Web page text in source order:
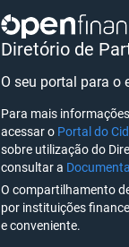
Diretório de
O seu portal para o
Para mais
acessar o Portal do
sobre utilização do
consultar a
O compartilhamento
por instituições
e conveniente.